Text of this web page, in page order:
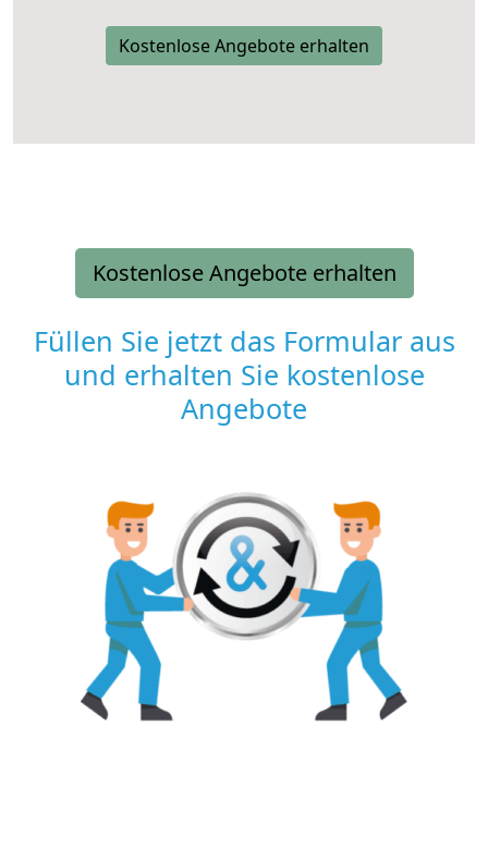
Kostenlose Angebote erhalten
Kostenlose Angebote erhalten
Füllen Sie jetzt das Formular aus
und erhalten Sie kostenlose
Angebote